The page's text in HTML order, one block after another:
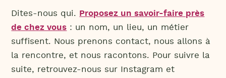
Dites-nous qui. Proposez un savoir-faire près
de chez vous : un nom, un lieu, un métier
suffisent. Nous prenons contact, nous allons à
la rencontre, et nous racontons. Pour suivre la
suite, retrouvez-nous sur Instagram et